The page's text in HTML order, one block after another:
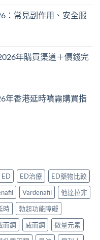
：常見副作用、安全服
年購買渠道＋價錢完
年香港延時噴霧購買指
ED ED治療
ED藥物比較
Vardenafil
他達拉非
時
勃起功能障礙
而鋼 威而鋼
微量元素